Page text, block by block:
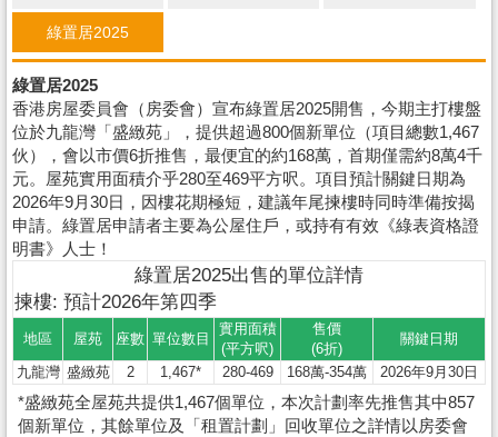
綠置居2025
綠置居2025
香港房屋委員會（房委會）宣布綠置居2025開售，今期主打樓盤
位於九龍灣「盛緻苑」，提供超過800個新單位（項目總數1,467
伙），會以市價6折推售，最便宜的約168萬，首期僅需約8萬4千
元。屋苑實用面積介乎280至469平方呎。項目預計關鍵日期為
2026年9月30日，因樓花期極短，建議年尾揀樓時同時準備按揭
申請。綠置居申請者主要為公屋住戶，或持有有效《綠表資格證
明書》人士！
綠置居2025出售的單位詳情
揀樓: 預計2026年第四季
地區 屋苑 座數 單位數目
實用面積
(平方呎)
售價
(6折)
關鍵日期
九龍灣 盛緻苑 2 1,467* 280-469 168萬-354萬 2026年9月30日
*盛緻苑全屋苑共提供1,467個單位，本次計劃率先推售其中857
個新單位，其餘單位及「租置計劃」回收單位之詳情以房委會